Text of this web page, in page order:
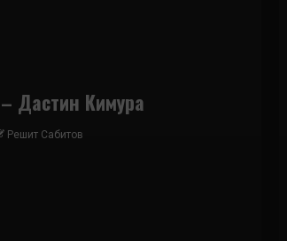
Дастин Кимура
Решит Сабитов